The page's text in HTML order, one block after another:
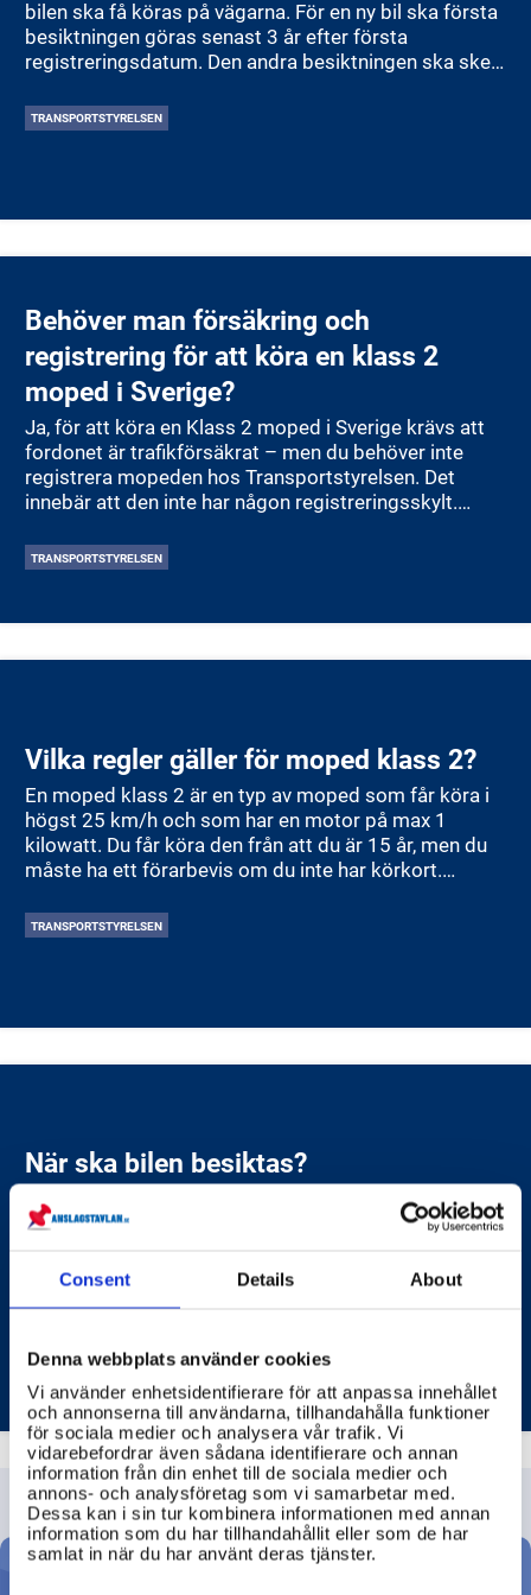
Consent Details About
Denna webbplats använder cookies
Vi använder enhetsidentifierare för att anpassa innehållet
och annonserna till användarna, tillhandahålla funktioner
för sociala medier och analysera vår trafik. Vi
vidarebefordrar även sådana identifierare och annan
information från din enhet till de sociala medier och
annons- och analysföretag som vi samarbetar med.
Dessa kan i sin tur kombinera informationen med annan
information som du har tillhandahållit eller som de har
samlat in när du har använt deras tjänster.
bilen ska få köras på vägarna. För en ny bil ska första
besiktningen göras senast 3 år efter första
registreringsdatum. Den andra besiktningen ska ske
besiktigas varje år, det vill säga senast 14 månader
efter föregående godkända besiktning. Om du missar
boka tid hos en godkänd besiktningsstation.
TRANSPORTSTYRELSEN
Behöver man försäkring och
registrering för att köra en klass 2
moped i Sverige?
Ja, för att köra en Klass 2 moped i Sverige krävs att
fordonet är trafikförsäkrat – men du behöver inte
registrera mopeden hos Transportstyrelsen. Det
innebär att den inte har någon registreringsskylt.
registreringspliktig, omfattas den av flera viktiga
regler som alla förare behöver känna till – särskilt
trafiken.
TRANSPORTSTYRELSEN
Vilka regler gäller för moped klass 2?
En moped klass 2 är en typ av moped som får köra i
högst 25 km/h och som har en motor på max 1
kilowatt. Du får köra den från att du är 15 år, men du
måste ha ett förarbevis om du inte har körkort.
cykelbanor – om inget annat anges med skylt. Hjälm
är alltid obligatorisk, oavsett ålder. Moped klass 2
till gående och cyklister.
TRANSPORTSTYRELSEN
När ska bilen besiktas?
En bil ska besiktas för att kontrollera att den är säker
att köra och inte släpper ut för mycket avgaser. För
senast 36 månader efter att bilen registrerades.
själv välja vilken månad du vill besikta, så länge du gör
det inom rätt tidsram. Du kan se senaste
besiktningen och nästa datum hos
Transportstyrelsen eller via bilbesiktningsföretagens
appar. Det är ditt ansvar som fordonsägare att bilen
blir besiktad i tid – annars får du körförbud.